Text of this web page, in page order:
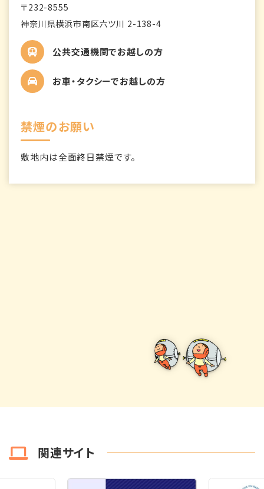
〒232-8555
神奈川県横浜市南区六ツ川 2-138-4
公共交通機関でお越しの方
お車・タクシーでお越しの方
禁煙のお願い
敷地内は全面終日禁煙です。
関連サイト